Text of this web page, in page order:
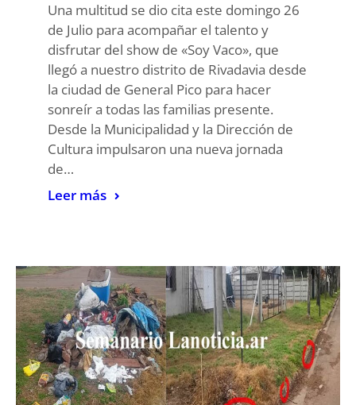
Una multitud se dio cita este domingo 26
de Julio para acompañar el talento y
disfrutar del show de «Soy Vaco», que
llegó a nuestro distrito de Rivadavia desde
la ciudad de General Pico para hacer
sonreír a todas las familias presente.
Desde la Municipalidad y la Dirección de
Cultura impulsaron una nueva jornada
de…
Leer más